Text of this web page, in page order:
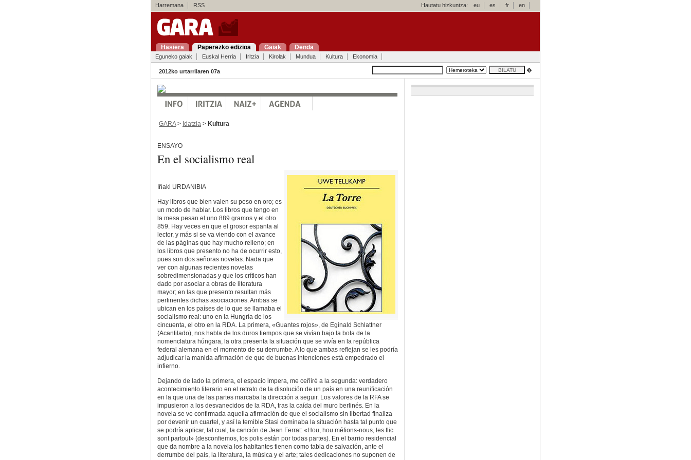
Harremana RSS Hautatu hizkuntza: eu es fr en
Hasiera Paperezko edizioa Gaiak Denda
Eguneko gaiak Euskal Herria Iritzia Kirolak Mundua Kultura Ekonomia
2012ko urtarrilaren 07a �
GARA> Idatzia > Kultura
ENSAYO
En el socialismo real
Iñaki URDANIBIA
Hay libros que bien valen su peso en oro; es
un modo de hablar. Los libros que tengo en
la mesa pesan el uno 889 gramos y el otro
859. Hay veces en que el grosor espanta al
lector, y más si se va viendo con el avance
de las páginas que hay mucho relleno; en
los libros que presento no ha de ocurrir esto,
pues son dos señoras novelas. Nada que
ver con algunas recientes novelas
sobredimensionadas y que los críticos han
dado por asociar a obras de literatura
mayor; en las que presento resultan más
pertinentes dichas asociaciones. Ambas se
ubican en los países de lo que se llamaba el
socialismo real: uno en la Hungría de los
cincuenta, el otro en la RDA. La primera, «Guantes rojos», de Eginald Schlattner
(Acantilado), nos habla de los duros tiempos que se vivían bajo la bota de la
nomenclatura húngara, la otra presenta la situación que se vivía en la república
federal alemana en el momento de su derrumbe. A lo que ambas reflejan se les podría
adjudicar la manida afirmación de que de buenas intenciones está empedrado el
infierno.
Dejando de lado la primera, el espacio impera, me ceñiré a la segunda: verdadero
acontecimiento literario en el retrato de la disolución de un país en una reunificación
en la que una de las partes marcaba la dirección a seguir. Los valores de la RFA se
impusieron a los desvanecidos de la RDA, tras la caída del muro berlinés. En la
novela se ve confirmada aquella afirmación de que el socialismo sin libertad finaliza
por devenir un cuartel, y así la temible Stasi dominaba la situación hasta tal punto que
se podría aplicar, tal cual, la canción de Jean Ferrat: «Hou, hou méfions-nous, les flic
sont partout» (desconfiemos, los polis están por todas partes). En el barrio residencial
que da nombre a la novela los habitantes tienen como tabla de salvación, ante el
derrumbe del país, la literatura, la música y el arte; tales dedicaciones no suponen de